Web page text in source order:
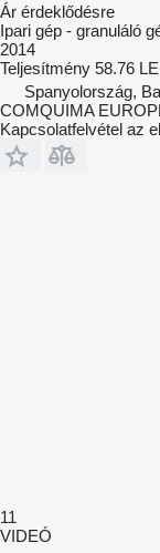
Ár érdeklődésre
Ipari gép - granuláló
2014
Teljesítmény 58.76
Spanyolország,
COMQUIMA
Kapcsolatfelvétel az
11
VIDEÓ